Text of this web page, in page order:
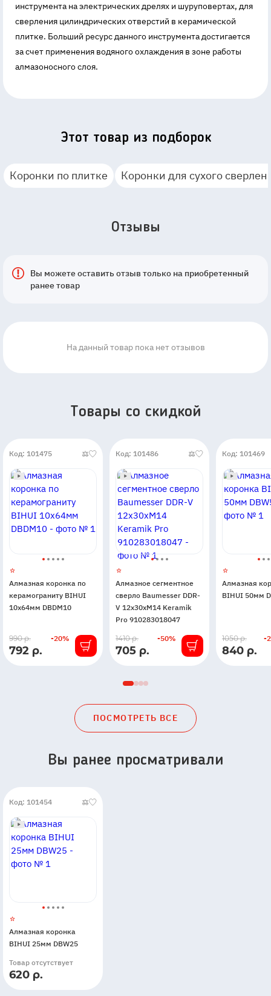
инструмента на электрических дрелях и шуруповертах, для
сверления цилиндрических отверстий в керамической
плитке. Больший ресурс данного инструмента достигается
за счет применения водяного охлаждения в зоне работы
алмазоносного слоя.
Этот товар из подборок
Коронки по плитке Коронки для сухого
Отзывы
Вы можете оставить отзыв только на приобретенный
ранее товар
На данный товар пока нет отзывов
Товары со скидкой
Код: 101475
Алмазная коронка по
керамограниту BIHUI
10х64мм DBDM10
В
наличии
792 р.
-20%
990 р.
Код: 101486
Алмазное сегментное
сверло Baumesser DDR-
V 12x30xM14 Keramik
Pro 910283018047
В
наличии
705 р.
-50%
1410 р.
Код: 101469
Алмазная
BIHUI 50мм
В
наличии
840 р.
-
1050 р.
ПОСМОТРЕТЬ ВСЕ
Вы ранее просматривали
Код: 101454
Алмазная коронка
BIHUI 25мм DBW25
Товар отсутствует
620 р.